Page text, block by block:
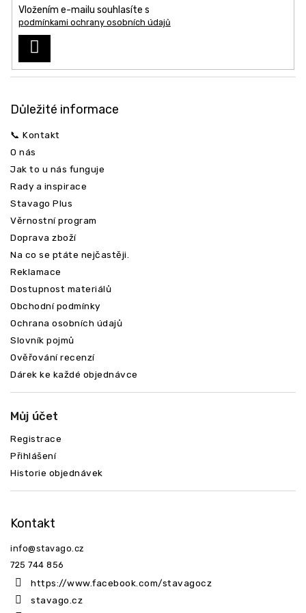
Vložením e-mailu souhlasíte s
podmínkami ochrany osobních údajů
SE
Důležité informace
📞 Kontakt
O nás
Jak to u nás funguje
Rady a inspirace
Stavago Plus
Věrnostní program
Doprava zboží
Na co se ptáte nejčastěji.
Reklamace
Dostupnost materiálů
Obchodní podmínky
Ochrana osobních údajů
Slovník pojmů
Ověřování recenzí
Dárek ke každé objednávce
Můj účet
Registrace
Přihlášení
Historie objednávek
Kontakt
info@stavago.cz
725 744 856
https://www.facebook.com/stavagocz
stavago.cz